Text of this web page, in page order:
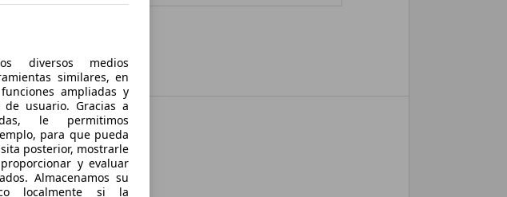
de coches
diversos medios
similares, en
ampliadas y
usuario. Gracias a
le permitimos
para que pueda
posterior, mostrarle
y evaluar
Almacenamos su
localmente si la